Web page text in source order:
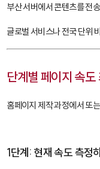
부산 서버에서 콘텐츠를 전
글로벌 서비스나 전국 단위
단계별 페이지 속
홈페이지 제작 과정에서 또
1단계: 현재 속도 측정